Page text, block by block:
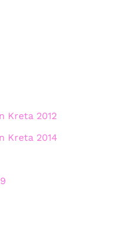
Kreta 2012
Kreta 2014